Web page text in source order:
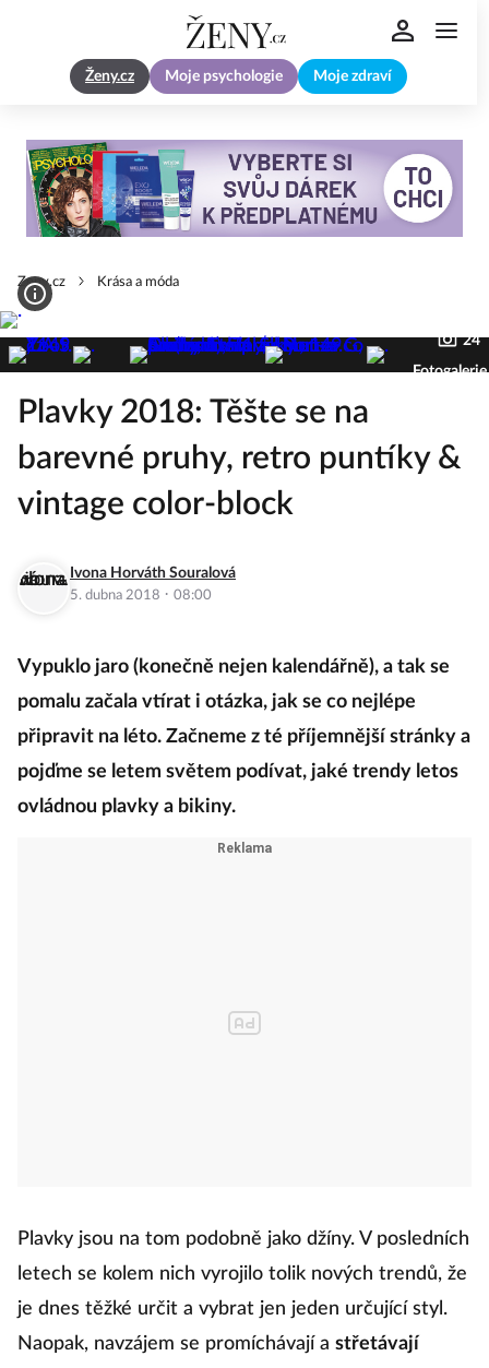
Ženy.cz Moje psychologie Moje zdraví
Zeny.cz Krása a móda
24
Fotogalerie
Plavky 2018: Těšte se na
barevné pruhy, retro puntíky &
vintage color-block
Ivona Horváth Souralová
5. dubna 2018 · 08:00
Vypuklo jaro (konečně nejen kalendářně), a tak se
pomalu začala vtírat i otázka, jak se co nejlépe
připravit na léto. Začneme z té příjemnější stránky a
pojďme se letem světem podívat, jaké trendy letos
ovládnou plavky a bikiny.
Plavky jsou na tom podobně jako džíny. V posledních
letech se kolem nich vyrojilo tolik nových trendů, že
je dnes těžké určit a vybrat jen jeden určující styl.
Naopak, navzájem se promíchávají a střetávají